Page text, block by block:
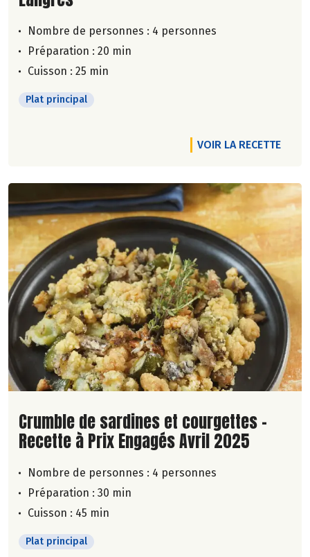
Nombre de personnes : 4 personnes
Préparation : 20 min
Cuisson : 25 min
Plat principal
VOIR LA RECETTE
Lire la suite de la recette
Crumble de sardines et courgettes -
Recette à Prix Engagés Avril 2025
Nombre de personnes : 4 personnes
Préparation : 30 min
Cuisson : 45 min
Plat principal